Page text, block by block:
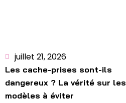
juillet 21, 2026
Les cache-prises sont-ils
dangereux ? La vérité sur les
modèles à éviter